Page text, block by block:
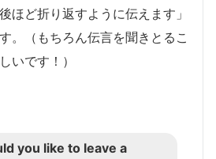
ほど折り返すように伝えます」
。（もちろん伝言を聞きとるこ
いです！）
you like to leave a